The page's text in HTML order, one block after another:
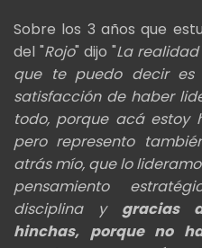
Sobre los 3 años que
del "Rojo" dijo "La
que te puedo decir es
satisfacción de haber
todo, porque acá estoy
pero represento
atrás mío, que lo
pensamiento
disciplina y gracias
hinchas, porque no